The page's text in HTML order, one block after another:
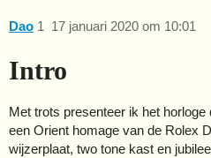
Dao 17 januari 2020 om 10:01
1
Intro
Met trots presenteer ik het
een Orient homage van de Rolex
wijzerplaat, two tone kast en